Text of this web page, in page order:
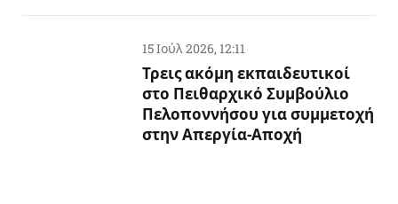
15 Ιούλ 2026, 12:11
Τρεις ακόμη εκπαιδευτικοί
στο Πειθαρχικό Συμβούλιο
Πελοποννήσου για συμμετοχή
στην Απεργία-Αποχή